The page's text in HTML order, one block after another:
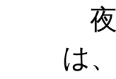
夜
は